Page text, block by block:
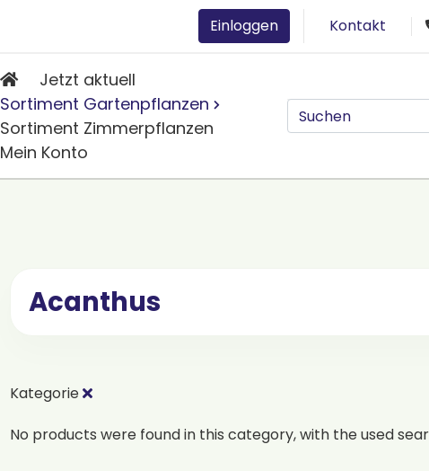
Einloggen Kontakt
Jetzt aktuell
Sortiment Gartenpflanzen
Sortiment Zimmerpflanzen
Mein Konto
Acanthus
Kategorie
No products were found in this category, with the used